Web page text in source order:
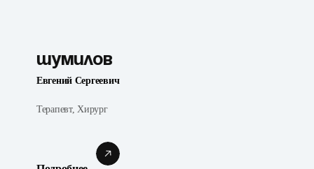
Шумилов
Евгений Сергеевич
Терапевт, Хирург